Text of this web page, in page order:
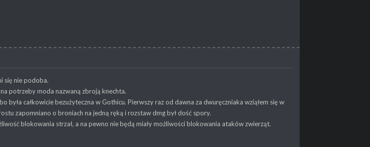
się nie podoba.
potrzeby moda nazwaną zbroją knechta.
była całkowicie bezużyteczna w Gothicu. Pierwszy raz od dawna za dwuręczniaka wziąłem się w
zapomniano o broniach na jedną ręką i rozstaw dmg był dość spory.
blokowania strzał, a na pewno nie będą miały możliwości blokowania ataków zwierząt.